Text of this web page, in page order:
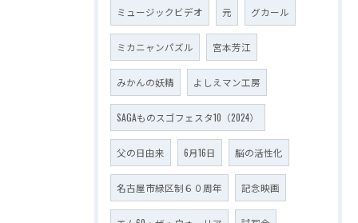
ミュージックビデオ 元 グカール
ミカニャンパズル 宮本芳江
みかんの妖精 よしえマン工房
SAGAものスゴフェスタ10（2024）
父の日由来 6月16日 脳の活性化
名古屋市緑区制６０周年 記念映画